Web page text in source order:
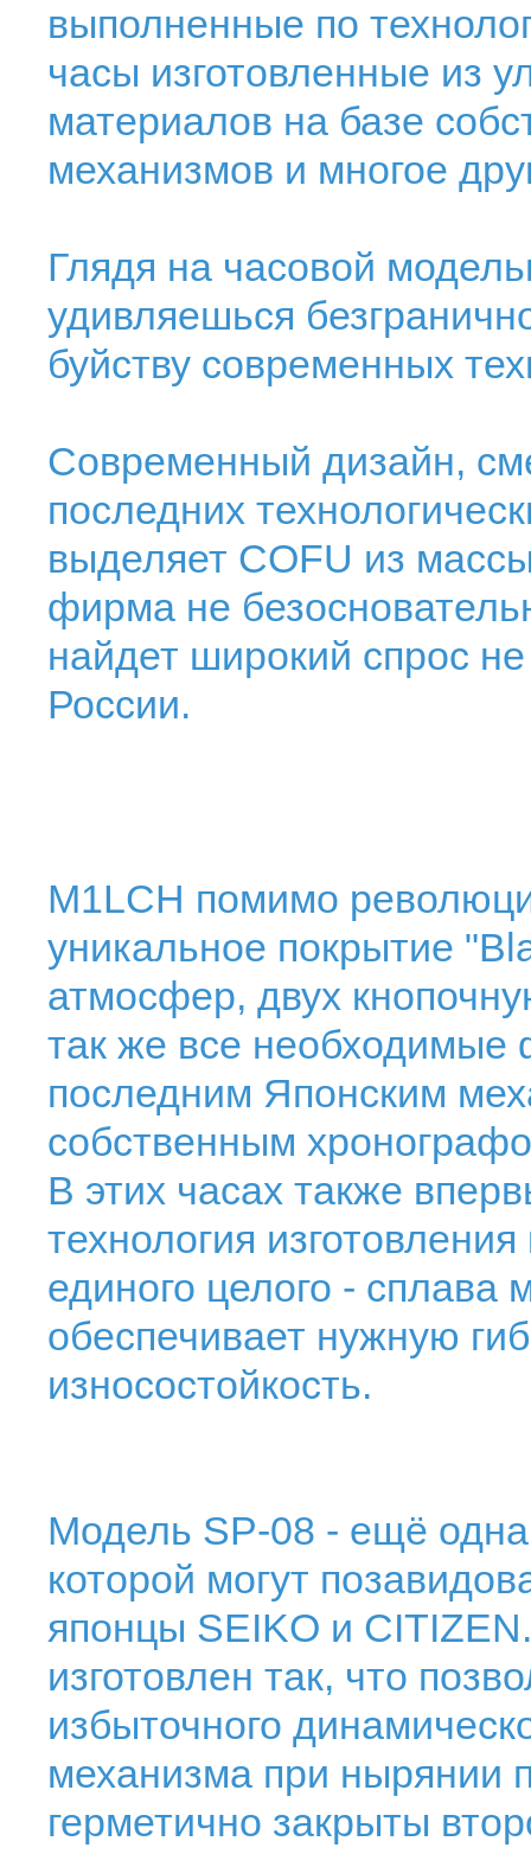
выполненные по
часы изготовленные из
материалов на базе
механизмов и многое
Глядя на часовой
удивляешься
буйству современных
Современный дизайн,
последних
выделяет COFU из
фирма не
найдет широкий спрос
России.
M1LCH помимо
уникальное покрытие
атмосфер, двух
так же все необходимые
последним Японским
собственным
В этих часах также
технология
единого целого - сплава
обеспечивает нужную
износостойкость.
Модель SP-08 - ещё
которой могут
японцы SEIKO и
изготовлен так, что
избыточного
механизма при нырянии
герметично закрыты